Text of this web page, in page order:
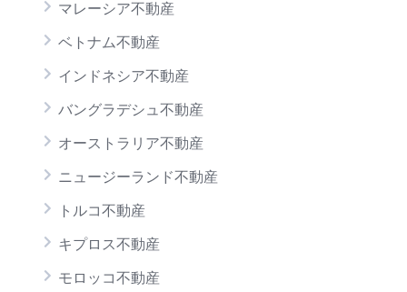
マレーシア不動産
ベトナム不動産
インドネシア不動産
バングラデシュ不動産
オーストラリア不動産
ニュージーランド不動産
トルコ不動産
キプロス不動産
モロッコ不動産